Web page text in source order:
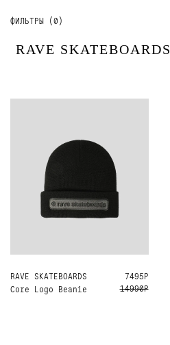
ФИЛЬТРЫ (0)
RAVE SKATEBOARDS
RAVE SKATEBOARDS
Core Logo Beanie
ONE SIZE
7495Р
14990Р